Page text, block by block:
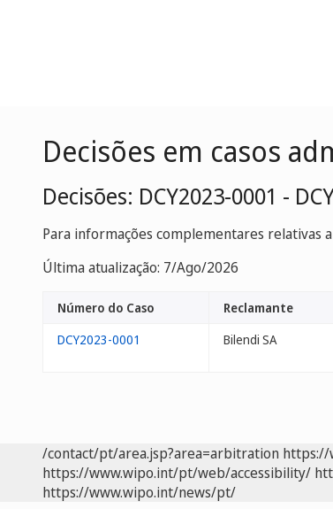
Decisões em casos
Decisões: DCY2023-0001 -
Para informações complementares relativas
Última atualização: 7/Ago/2026
Número do Caso Reclamante
DCY2023-0001
Bilendi SA
/contact/pt/area.jsp?area=arbitration https://
https://www.wipo.int/pt/web/accessibility/
https://www.wipo.int/news/pt/